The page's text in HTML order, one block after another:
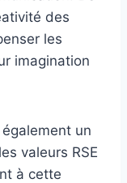
des
les
imagination
un
valeurs RSE
à cette